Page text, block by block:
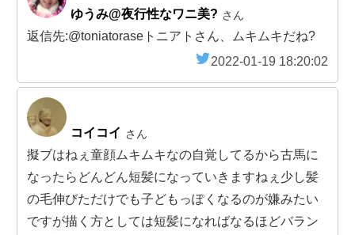
ゆうみ@夜行性なワニ美? さん
返信先:@toniatoraseトニアトさん、ムキムキだね?
2022-01-19 18:20:02
コイコイ さん
擬ブはねぇ童顔ムキムキなの自覚してるから古馬に
なったらどんどん短髪になっていきますねぇ少し髪
の毛伸びただけでも子どもっぽくなるのが嫌みたい
ですが描く方としては短髪になればなるほどバラン